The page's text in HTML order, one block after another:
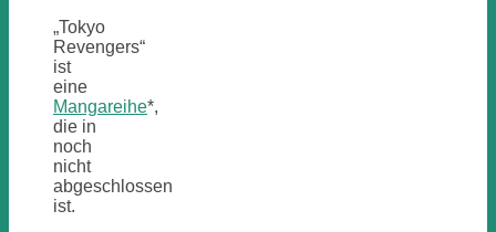
„Tokyo
Revengers“
ist
eine
Mangareihe*,
die in
noch
nicht
abgeschlossen
ist.